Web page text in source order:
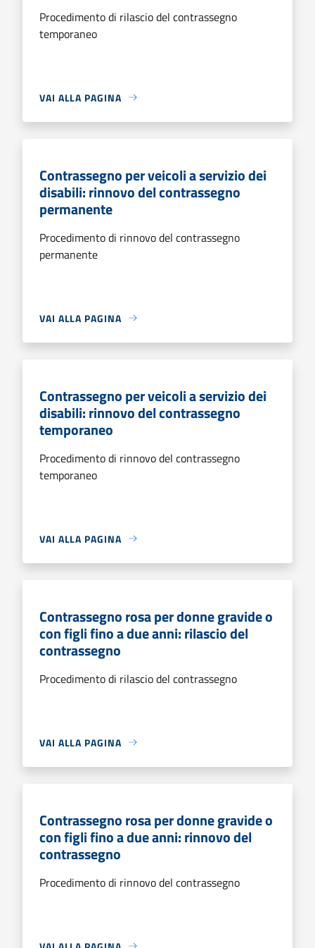
Procedimento di rilascio del contrassegno
temporaneo
VAI ALLA PAGINA
Contrassegno per veicoli a servizio dei
disabili: rinnovo del contrassegno
permanente
Procedimento di rinnovo del contrassegno
permanente
VAI ALLA PAGINA
Contrassegno per veicoli a servizio dei
disabili: rinnovo del contrassegno
temporaneo
Procedimento di rinnovo del contrassegno
temporaneo
VAI ALLA PAGINA
Contrassegno rosa per donne gravide o
con figli fino a due anni: rilascio del
contrassegno
Procedimento di rilascio del contrassegno
VAI ALLA PAGINA
Contrassegno rosa per donne gravide o
con figli fino a due anni: rinnovo del
contrassegno
Procedimento di rinnovo del contrassegno